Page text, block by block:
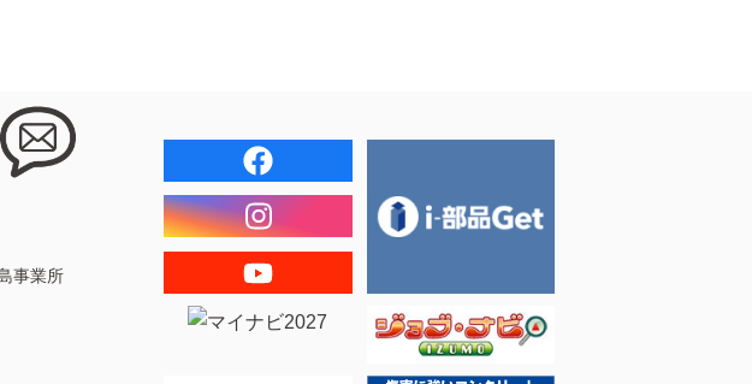
事業所